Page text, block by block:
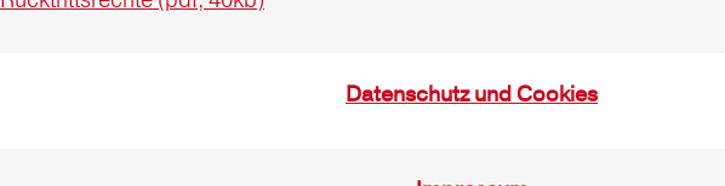
Datenschutz und Cookies